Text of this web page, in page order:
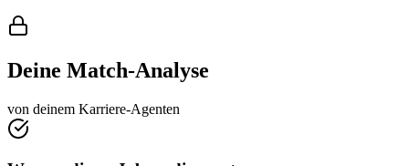
Deine Match-Analyse
von deinem Karriere-Agenten